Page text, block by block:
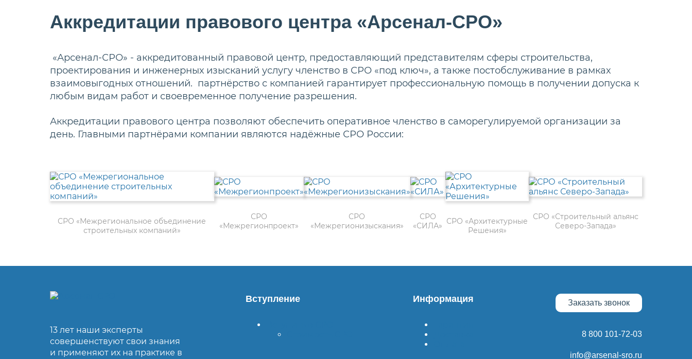
Аккредитации правового центра «Арсенал-СРО»
«Арсенал-СРО» - аккредитованный правовой центр, предоставляющий представителям сферы строительства,
проектирования и инженерных изысканий услугу членство в СРО «под ключ», а также постобслуживание в рамках
взаимовыгодных отношений. партнёрство с компанией гарантирует профессиональную помощь в получении допуска к
любым видам работ и своевременное получение разрешения.
Аккредитации правового центра позволяют обеспечить оперативное членство в саморегулируемой организации за
день. Главными партнёрами компании являются надёжные СРО России:
СРО «Межрегиональное объединение
строительных компаний»
СРО
«Межрегионпроект»
СРО
«Межрегионизыскания»
СРО
«СИЛА» СРО «Архитектурные
Решения»
СРО «Строительный альянс
Северо-Запада»
13 лет наши эксперты
совершенствуют свои знания
и применяют их на практике в
Вступление Информация Заказать звонок
8 800 101-72-03
info@arsenal-sro.ru